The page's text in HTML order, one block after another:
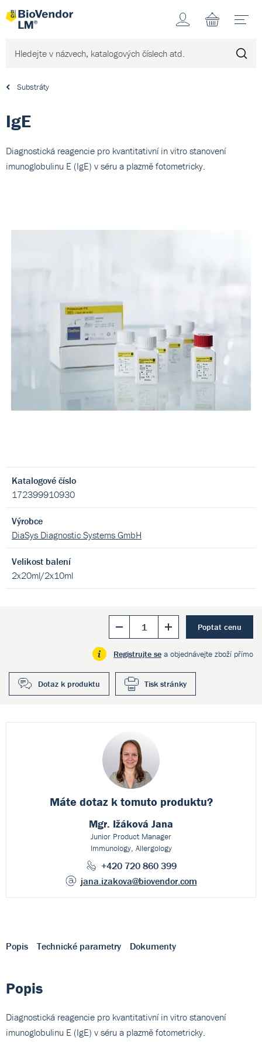
Účet
Substráty
IgE
Diagnostická reagencie pro kvantitativní in vitro stanovení
imunoglobulinu E (IgE) v séru a plazmě fotometricky.
Katalogové číslo
172399910930
Výrobce
DiaSys Diagnostic Systems GmbH
Velikost balení
2x20ml/2x10ml
Poptat cenu
Registrujte se a objednávejte zboží přímo
Dotaz k produktu Tisk stránky
Máte dotaz k tomuto produktu?
Mgr. Ižáková Jana
Junior Product Manager
Immunology, Allergology
+420 720 860 399
jana.izakova@biovendor.com
Popis Technické parametry Dokumenty
Popis
Diagnostická reagencie pro kvantitativní in vitro stanovení
imunoglobulinu E (IgE) v séru a plazmě fotometricky.